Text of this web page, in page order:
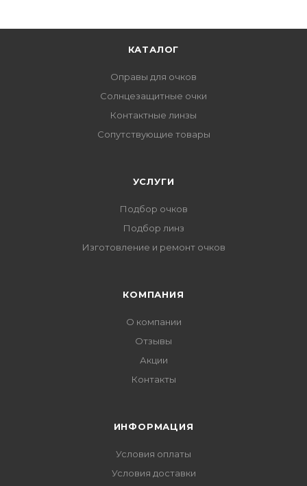
КАТАЛОГ
Оправы для очков
Солнцезащитные очки
Контактные линзы
Сопутствующие товары
УСЛУГИ
Подбор очков
Подбор линз
Изготовление и ремонт очков
КОМПАНИЯ
О компании
Отзывы
Акции
Контакты
ИНФОРМАЦИЯ
Условия оплаты
Условия доставки